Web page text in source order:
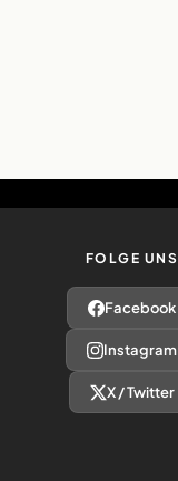
FOLGE UNS
Facebook
Instagram
X / Twitter